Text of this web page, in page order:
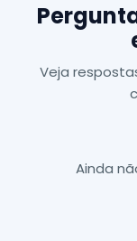
Veja
Ainda